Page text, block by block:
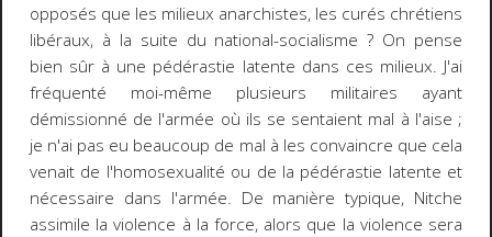
opposés que les milieux anarchistes, les curés chrétiens
libéraux, à la suite du national-socialisme ? On pense
bien sûr à une pédérastie latente dans ces milieux. J'ai
fréquenté moi-même plusieurs militaires ayant
démissionné de l'armée où ils se sentaient mal à l'aise ;
je n'ai pas eu beaucoup de mal à les convaincre que cela
venait de l'homosexualité ou de la pédérastie latente et
nécessaire dans l'armée. De manière typique, Nitche
assimile la violence à la force, alors que la violence sera